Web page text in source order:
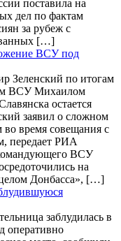
поставила на
дел по фактам
за рубеж с
[…]
ВСУ под
Зеленский по итогам
ВСУ Михаилом
остается
заявил о сложном
время совещания с
передает РИА
ВСУ
на
Донбасса», […]
заблудилась в
оперативно